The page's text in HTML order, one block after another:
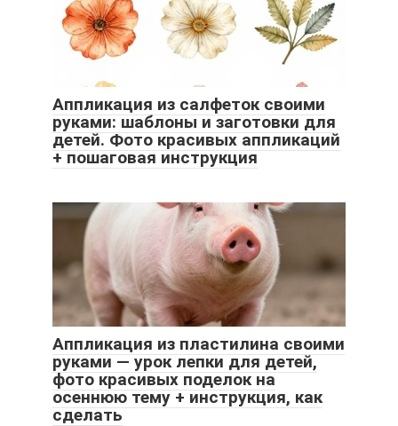
Аппликация из салфеток своими
руками: шаблоны и заготовки для
детей. Фото красивых аппликаций
+ пошаговая инструкция
Аппликация из пластилина своими
руками — урок лепки для детей,
фото красивых поделок на
осеннюю тему + инструкция, как
сделать